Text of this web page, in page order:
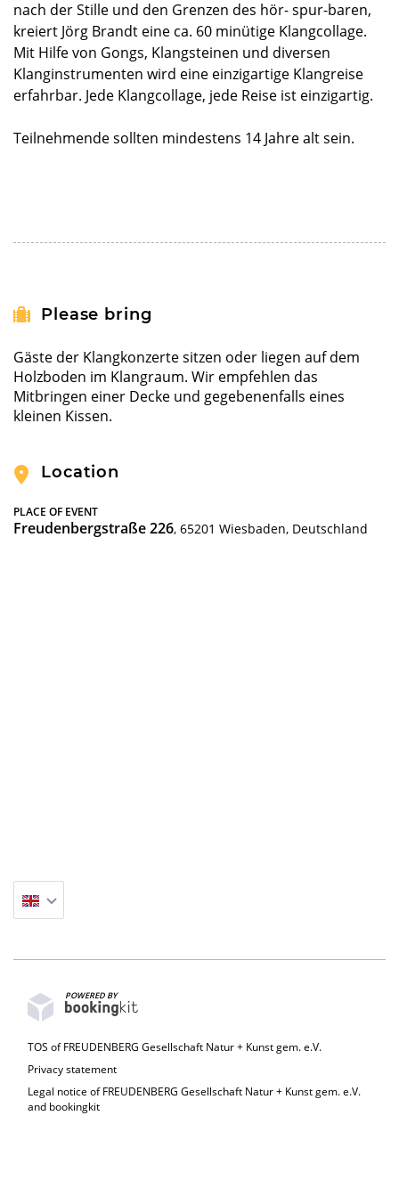
nach der Stille und den Grenzen des hör- spur-baren,
kreiert Jörg Brandt eine ca. 60 minütige Klangcollage.
Mit Hilfe von Gongs, Klangsteinen und diversen
Klanginstrumenten wird eine einzigartige Klangreise
erfahrbar. Jede Klangcollage, jede Reise ist einzigartig.
Teilnehmende sollten mindestens 14 Jahre alt sein.
Please bring
Gäste der Klangkonzerte sitzen oder liegen auf dem
Holzboden im Klangraum. Wir empfehlen das
Mitbringen einer Decke und gegebenenfalls eines
kleinen Kissen.
Location
PLACE OF EVENT
Freudenbergstraße 226, 65201 Wiesbaden, Deutschland
POWERED BY
TOS of FREUDENBERG Gesellschaft Natur + Kunst gem. e.V.
Privacy statement
Legal notice of FREUDENBERG Gesellschaft Natur + Kunst gem. e.V.
and bookingkit